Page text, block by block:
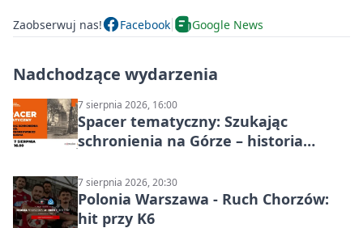
Zaobserwuj nas! Facebook Google News
Nadchodzące wydarzenia
7 sierpnia 2026, 16:00
Spacer tematyczny: Szukając
schronienia na Górze – historia
7 sierpnia 2026, 20:30
Polonia Warszawa - Ruch Chorzów:
hit przy K6